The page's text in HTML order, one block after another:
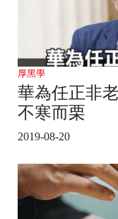
厚黑學
華為任正非
不寒而栗
2019-08-20